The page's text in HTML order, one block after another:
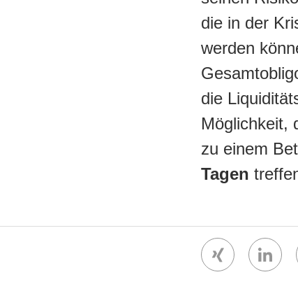
die in der
werden
die
Möglichkeit,
zu einem
Tagen